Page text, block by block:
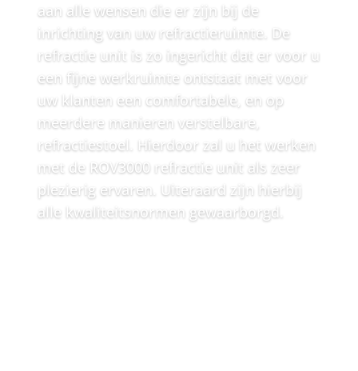
aan alle wensen die er zijn bij de
inrichting van uw refractieruimte. De
refractie unit is zo ingericht dat er voor u
een fijne werkruimte ontstaat met voor
uw klanten een comfortabele, en op
meerdere manieren verstelbare,
refractiestoel. Hierdoor zal u het werken
met de ROV3000 refractie unit als zeer
plezierig ervaren. Uiteraard zijn hierbij
alle kwaliteitsnormen gewaarborgd.